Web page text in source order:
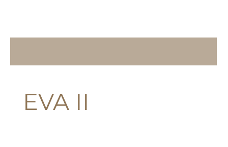
EVA II